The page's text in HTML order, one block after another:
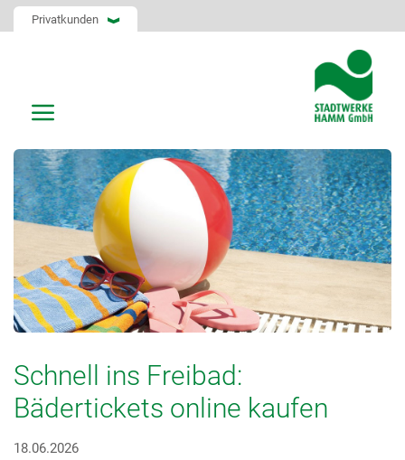
Privatkunden
Schnell ins Freibad:
Bädertickets online kaufen
18.06.2026